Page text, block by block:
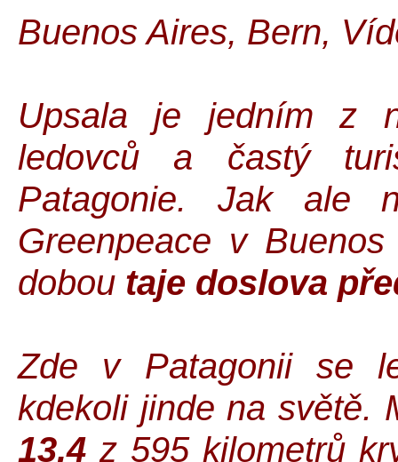
Buenos Aires, Bern,
Upsala je jedním z
ledovců a častý
Patagonie. Jak ale
Greenpeace v
dobou taje doslova
Zde v Patagonii se
kdekoli jinde na světě.
13,4 z 595 kilometrů